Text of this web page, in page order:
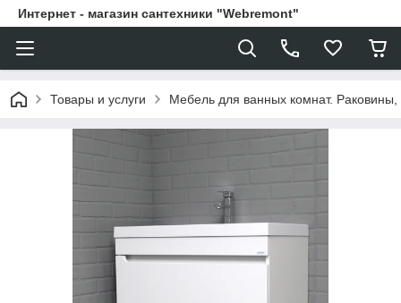
Интернет - магазин сантехники "Webremont"
Товары и услуги Мебель для ванных комнат.